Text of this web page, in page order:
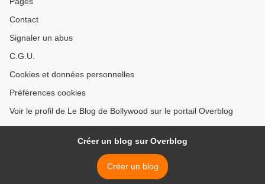
Contact
Signaler un abus
C.G.U.
Cookies et données personnelles
Préférences cookies
Voir le profil de Le Blog de Bollywood sur le portail Overblog
Créer un blog sur Overblog
Créer un blog